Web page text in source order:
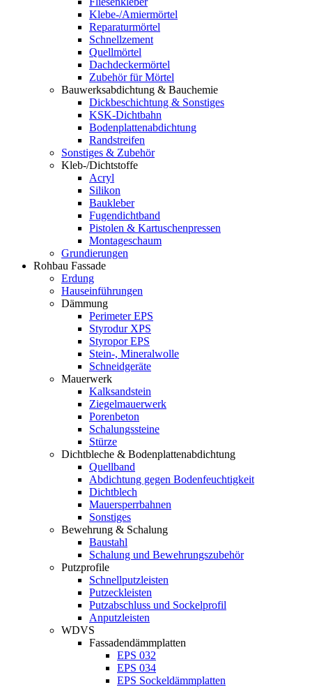
Klebe-/Amiermörtel
Reparaturmörtel
Schnellzement
Quellmörtel
Dachdeckermörtel
Zubehör für Mörtel
Bauwerksabdichtung & Bauchemie
Dickbeschichtung & Sonstiges
KSK-Dichtbahn
Bodenplattenabdichtung
Randstreifen
Sonstiges & Zubehör
Kleb-/Dichtstoffe
Acryl
Silikon
Baukleber
Fugendichtband
Pistolen & Kartuschenpressen
Montageschaum
Grundierungen
Rohbau Fassade
Erdung
Hauseinführungen
Dämmung
Perimeter EPS
Styrodur XPS
Styropor EPS
Stein-, Mineralwolle
Schneidgeräte
Mauerwerk
Kalksandstein
Ziegelmauerwerk
Porenbeton
Schalungssteine
Stürze
Dichtbleche & Bodenplattenabdichtung
Quellband
Abdichtung gegen Bodenfeuchtigkeit
Dichtblech
Mauersperrbahnen
Sonstiges
Bewehrung & Schalung
Baustahl
Schalung und Bewehrungszubehör
Putzprofile
Schnellputzleisten
Putzeckleisten
Putzabschluss und Sockelprofil
Anputzleisten
WDVS
Fassadendämmplatten
EPS 032
EPS 034
EPS Sockeldämmplatten